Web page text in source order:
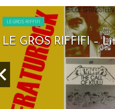
LE GROS RIFFIFI
LE GROS RIFFIFI –